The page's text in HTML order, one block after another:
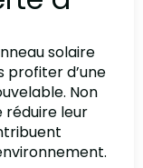
solaire
profiter d’une
Non
réduire leur